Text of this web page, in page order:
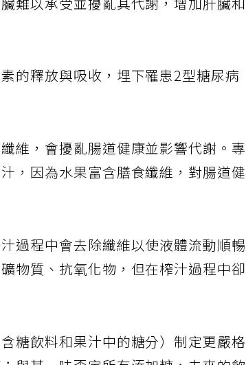
難以承受並擾亂其代謝，增加肝臟和
的釋放與吸收，埋下罹患2型糖尿病
維，會擾亂腸道健康並影響代謝。專
，因為水果富含膳食纖維，對腸道健
過程中會去除纖維以使液體流動順暢
物質、抗氧化物，但在榨汁過程中卻
糖飲料和果汁中的糖分）制定更嚴格